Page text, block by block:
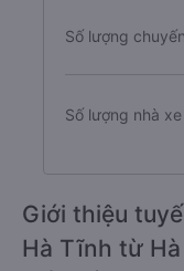
Số lượng
Số lượng nhà xe
Giới thiệu
Hà Tĩnh từ